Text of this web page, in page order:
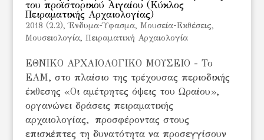
του προϊστορικού Αιγαίου (Κύκλος
Πειραματικής Αρχαιολογίας)
2018 (2.2),Ένδυμα-Ύφασμα, Μουσεία-Εκθέσεις,
Μουσειολογία, Πειραματική Αρχαιολογία
ΕΘΝΙΚΟ ΑΡΧΑΙΟΛΟΓΙΚΟ ΜΟΥΣΕΙΟ - Το
ΕΑΜ, στο πλαίσιο της τρέχουσας περιοδικής
έκθεσης «Οι αμέτρητες όψεις του Ωραίου»,
οργανώνει δράσεις πειραματικής
αρχαιολογίας, προσφέροντας στους
επισκέπτες τη δυνατότητα να προσεγγίσουν